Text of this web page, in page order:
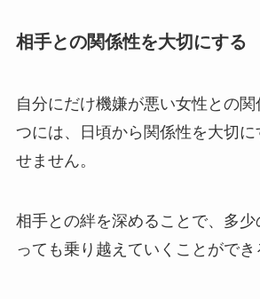
相手との関係性を大切にする
自分にだけ機嫌が悪い女性との
つには、日頃から関係性を大切
せません。
相手との絆を深めることで、多
っても乗り越えていくことができ